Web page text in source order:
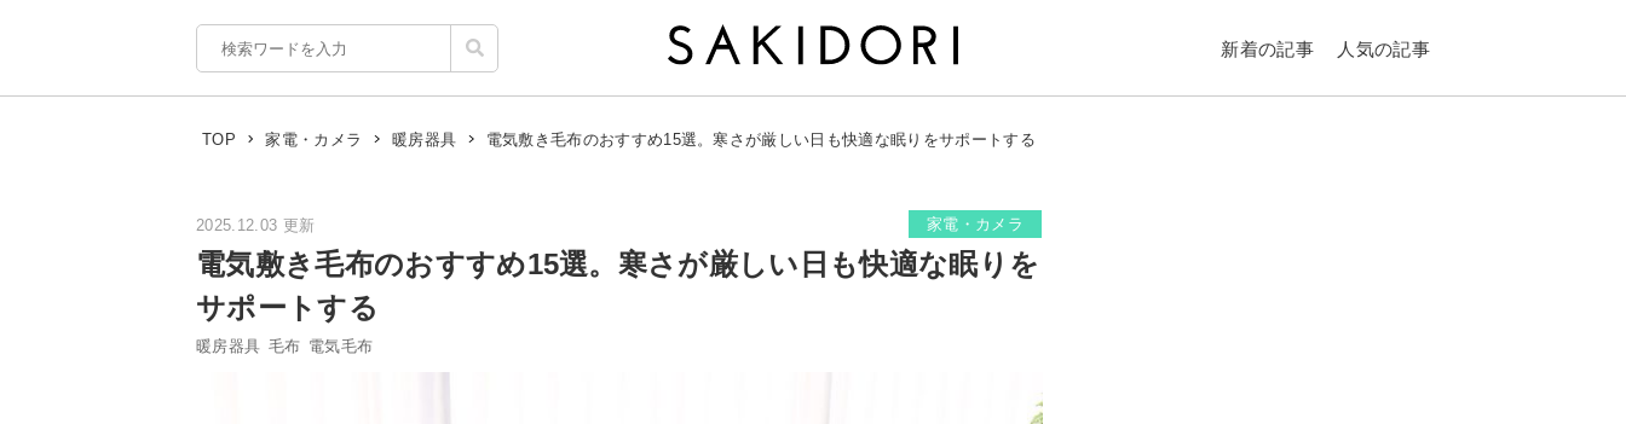
新着の記事 人気の記事
TOP 家電・カメラ 暖房器具 電気敷き毛布のおすすめ15選。寒さが厳しい日も快適な眠りをサポートする
2025.12.03 更新 家電・カメラ
電気敷き毛布のおすすめ15選。寒さが厳しい日も快適な眠りを
サポートする
暖房器具 毛布 電気毛布